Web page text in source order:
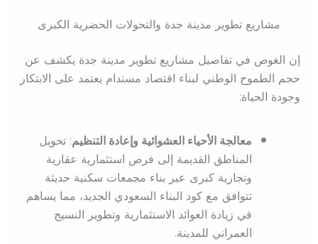
مشاريع تطوير مدينة جدة والتحولات الحضرية الكبرى
إن الغوص في تفاصيل مشاريع تطوير مدينة جدة يكشف عن
حجم الطموح الوطني لبناء اقتصاد مستدام يعتمد على الابتكار
وجودة الحياة:
معالجة الأحياء العشوائية وإعادة التنظيم: تحويل
المناطق القديمة إلى فرص استثمارية عقارية
وتجارية كبرى عبر بناء مجمعات سكنية حديثة
تتوافق مع كود البناء السعودي الجديد، مما يساهم
في زيادة العوائد الاستثمارية وتطوير النسيج
العمراني للمدينة.